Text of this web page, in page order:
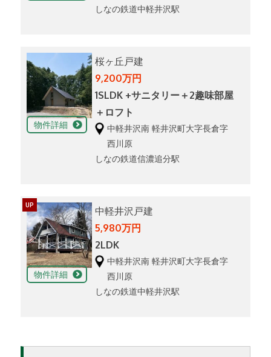
しなの鉄道中軽井沢駅
桜ヶ丘戸建
9,200万円
1SLDK +サニタリー＋2趣味部屋
＋ロフト
中軽井沢南 軽井沢町大字長倉字
西川原
しなの鉄道信濃追分駅
物件詳細
UP
中軽井沢戸建
5,980万円
2LDK
中軽井沢南 軽井沢町大字長倉字
西川原
しなの鉄道中軽井沢駅
物件詳細